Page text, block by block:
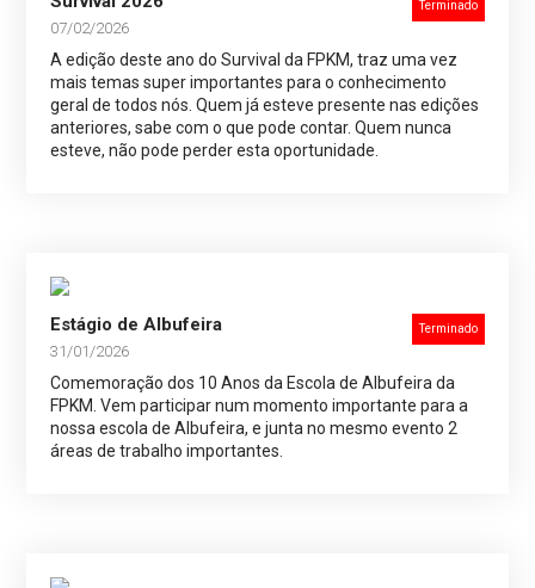
Terminado
07/02/2026
A edição deste ano do Survival da FPKM, traz uma vez
mais temas super importantes para o conhecimento
geral de todos nós. Quem já esteve presente nas edições
anteriores, sabe com o que pode contar. Quem nunca
esteve, não pode perder esta oportunidade.
Terminado
Estágio de Albufeira
31/01/2026
Comemoração dos 10 Anos da Escola de Albufeira da
FPKM. Vem participar num momento importante para a
nossa escola de Albufeira, e junta no mesmo evento 2
áreas de trabalho importantes.